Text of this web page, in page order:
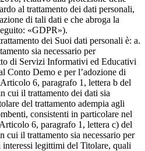
al trattamento dei dati personali,
di tali dati e che abroga la
«GDPR»).
dei Suoi dati personali è: a.
sia necessario per
di Servizi Informativi ed Educativi
Conto Demo e per l’adozione di
6, paragrafo 1, lettera b del
cui il trattamento dei dati sia
del trattamento adempia agli
consistenti in particolare nel
6, paragrafo 1, lettera c) del
cui il trattamento sia necessario per
legittimi del Titolare, quali